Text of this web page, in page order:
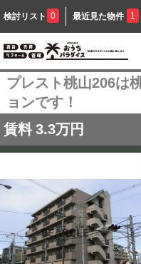
検討リスト 0 最近見た物件 1
プレスト桃山206は
ョンです！
賃料 3.3万円